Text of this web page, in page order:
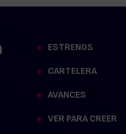
ESTRENOS
CARTELERA
AVANCES
VER PARA CREER